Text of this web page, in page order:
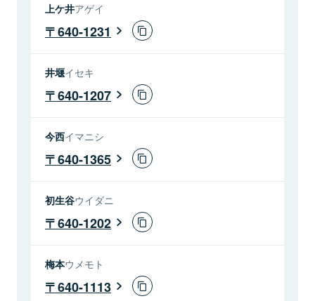
上ケ井アゲイ
640-1231
井堰イセキ
640-1207
今西イマニシ
640-1365
初生谷ウイダニ
640-1202
梅本ウメモト
640-1113